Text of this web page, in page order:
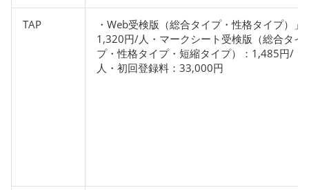
TAP
・Web受検版（総合タイプ・性格タイプ）」
1,320円/人・マークシート受検版（総合タイ
プ・性格タイプ・短縮タイプ）：1,485円/
人・初回登録料：33,000円